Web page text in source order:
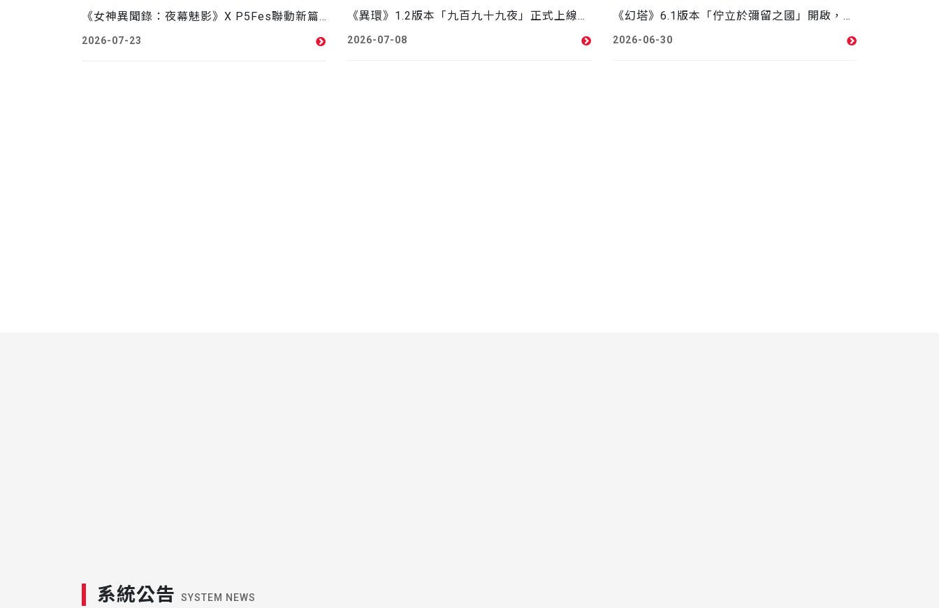
《女神異聞錄：夜幕魅影》X P5Fes聯動新篇章開啟，5.2.2版本「嫉妒與絕望的輪舞曲」上線
2026-07-23
《異環》1.2版本「九百九十九夜」正式上線，全新S級角色「真紅」登場，解鎖豐富都市生活玩法！FANFANS CAFÉ合作公開
2026-07-08
《幻塔》6.1版本「佇立於彌留之國」開啟，全新火屬性擬態角色「碎骨」登場！
2026-06-30
系統公告 SYSTEM NEWS